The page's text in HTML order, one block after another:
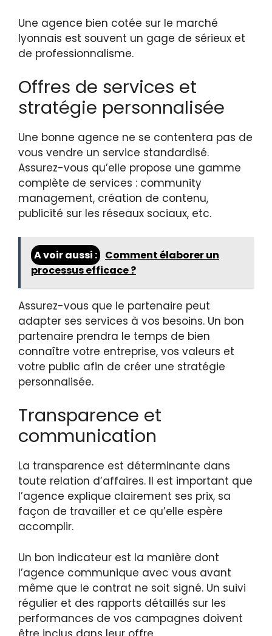
Une agence bien cotée sur le marché
lyonnais est souvent un gage de sérieux et
de professionnalisme.
Offres de services et
stratégie personnalisée
Une bonne agence ne se contentera pas de
vous vendre un service standardisé.
Assurez-vous qu’elle propose une gamme
complète de services : community
management, création de contenu,
publicité sur les réseaux sociaux, etc.
A voir aussi :
Comment élaborer un
processus efficace ?
Assurez-vous que le partenaire peut
adapter ses services à vos besoins. Un bon
partenaire prendra le temps de bien
connaître votre entreprise, vos valeurs et
votre public afin de créer une stratégie
personnalisée.
Transparence et
communication
La transparence est déterminante dans
toute relation d’affaires. Il est important que
l’agence explique clairement ses prix, sa
façon de travailler et ce qu’elle espère
accomplir.
Un bon indicateur est la manière dont
l’agence communique avec vous avant
même que le contrat ne soit signé. Un suivi
régulier et des rapports détaillés sur les
performances de vos campagnes doivent